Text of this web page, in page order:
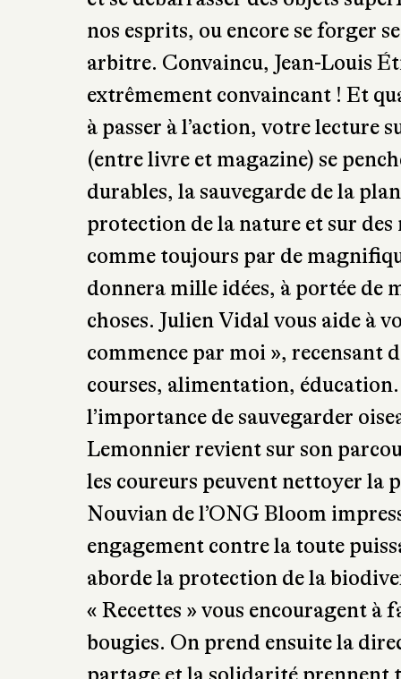
nous montre que chaque être
compétences et les talents
aux énergies renouvelables,
et se débarrasser des objets
nos esprits, ou encore se forger
arbitre. Convaincu, Jean-Louis
extrêmement convaincant ! Et
à passer à l’action, votre lecture
(entre livre et magazine) se
durables, la sauvegarde de la
protection de la nature et sur
comme toujours par de
donnera mille idées, à portée de
choses. Julien Vidal vous aide à
commence par moi », recensant
courses, alimentation,
l’importance de sauvegarder
Lemonnier revient sur son
les coureurs peuvent nettoyer la
Nouvian de l’ONG Bloom
engagement contre la toute